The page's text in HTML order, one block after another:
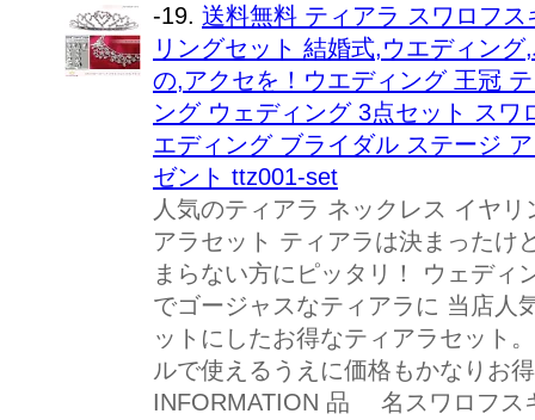
-19. 送料無料 ティアラ スワロフ
リングセット 結婚式,ウエディン
の,アクセを！ウエディング 王冠
ング ウェディング 3点セット ス
エディング ブライダル ステージ
ゼント ttz001-set
人気のティアラ ネックレス イヤ
アラセット ティアラは決まったけ
まらない方にピッタリ！ ウェディ
でゴージャスなティアラに 当店人
ットにしたお得なティアラセット
ルで使えるうえに価格もかなり
INFORMATION 品 名スワロフス